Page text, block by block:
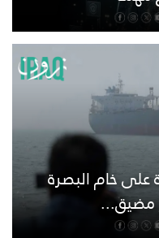
خام البصرة
مضيق...